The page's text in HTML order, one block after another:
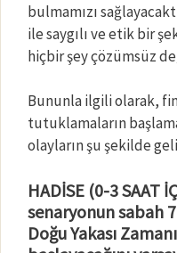
bulmamızı
ile saygılı ve etik bir
hiçbir şey çözümsüz
Bununla ilgili olarak,
tutuklamaların
olayların şu şekilde
HADİSE (0-3 SAAT
senaryonun sabah
Doğu Yakası